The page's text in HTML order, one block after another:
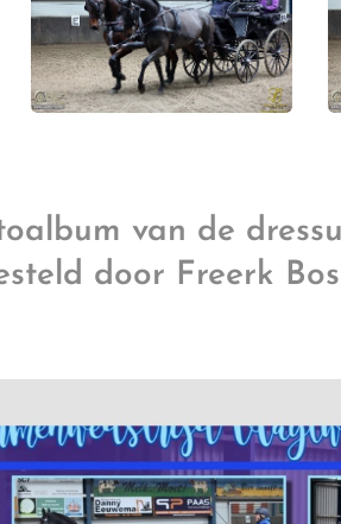
van de
door Freerk